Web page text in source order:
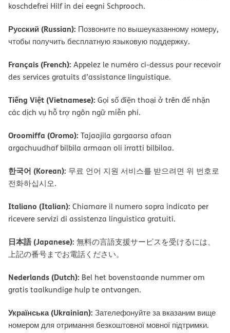
koschdefrei Hilf in dei eegni Schprooch.
Русский (Russian): Позвоните по вышеуказанному номеру,
чтобы получить бесплатную языковую поддержку.
Français (French): Appelez le numéro ci-dessus pour recevoir
des services gratuits d’assistance linguistique.
Tiếng Việt (Vietnamese): Gọi số điện thoại ở trên để nhận
các dịch vụ hỗ trợ ngôn ngữ miễn phí.
Oroomiffa (Oromo): Tajaajila gargaarsa afaan
argachuudhaf bilbila armaan oli irratti bilbilaa.
한국어 (Korean): 무료 언어 지원 서비스를 받으려면 위 번호로
전화하십시오.
Italiano (Italian): Chiamare il numero sopra indicato per
ricevere servizi di assistenza linguistica gratuiti.
日本語 (Japanese): 無料の言語支援サービスを受けるには、
上記の番号までお電話ください。
Nederlands (Dutch): Bel het bovenstaande nummer om
gratis taalkundige hulp te ontvangen.
Українська (Ukrainian): Зателефонуйте за вказаним вище
номером для отримання безкоштовної мовної підтримки.